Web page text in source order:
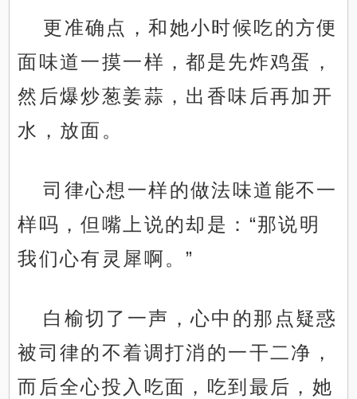
更准确点，和她小时候吃的方便
面味道一摸一样，都是先炸鸡蛋，
然后爆炒葱姜蒜，出香味后再加开
水，放面。
司律心想一样的做法味道能不一
样吗，但嘴上说的却是：“那说明
我们心有灵犀啊。”
白榆切了一声，心中的那点疑惑
被司律的不着调打消的一干二净，
而后全心投入吃面，吃到最后，她